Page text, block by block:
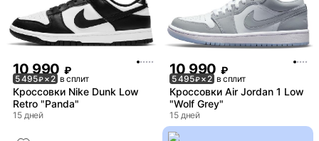
10 990 ₽
5 495₽× 2 в сплит
Кроссовки Nike Dunk Low
Retro "Panda"
15 дней
10 990 ₽
5 495₽× 2 в сплит
Кроссовки Air Jordan 1 Low
"Wolf Grey"
15 дней